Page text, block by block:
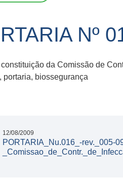
Nº
da Comissão de
portaria, biossegurança
12/08/2009
PORTARIA_Nu.016_-rev._005-